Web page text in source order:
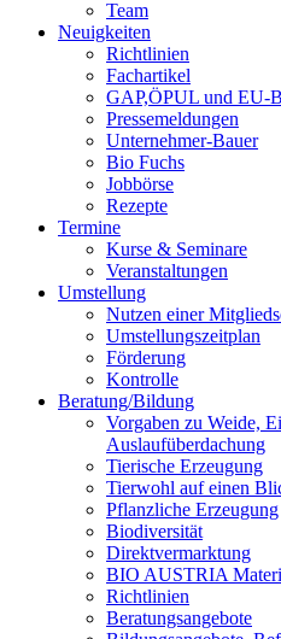
Team
Neuigkeiten
Richtlinien
Fachartikel
GAP,ÖPUL und EU-
Pressemeldungen
Unternehmer-Bauer
Bio Fuchs
Jobbörse
Rezepte
Termine
Kurse & Seminare
Veranstaltungen
Umstellung
Nutzen einer
Umstellungszeitplan
Förderung
Kontrolle
Beratung/Bildung
Vorgaben zu Weide,
Auslaufüberdachung
Tierische Erzeugung
Tierwohl auf einen
Pflanzliche Erzeugung
Biodiversität
Direktvermarktung
BIO AUSTRIA
Richtlinien
Beratungsangebote